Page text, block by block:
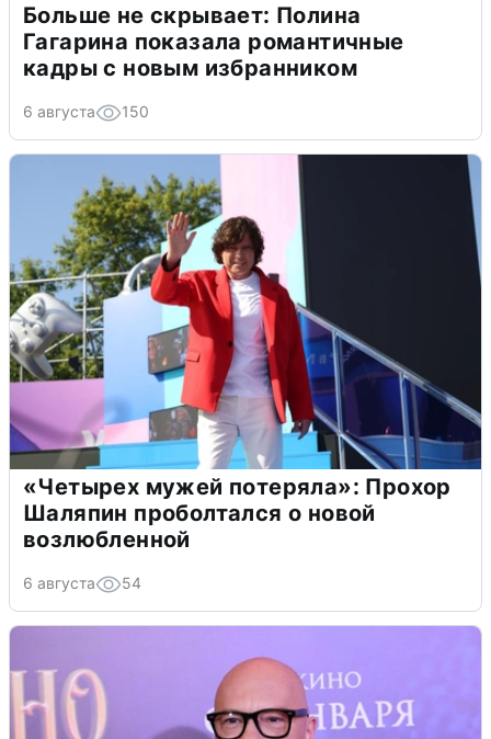
Больше не скрывает: Полина
Гагарина показала романтичные
кадры с новым избранником
6 августа 150
«Четырех мужей потеряла»: Прохор
Шаляпин проболтался о новой
возлюбленной
6 августа 54